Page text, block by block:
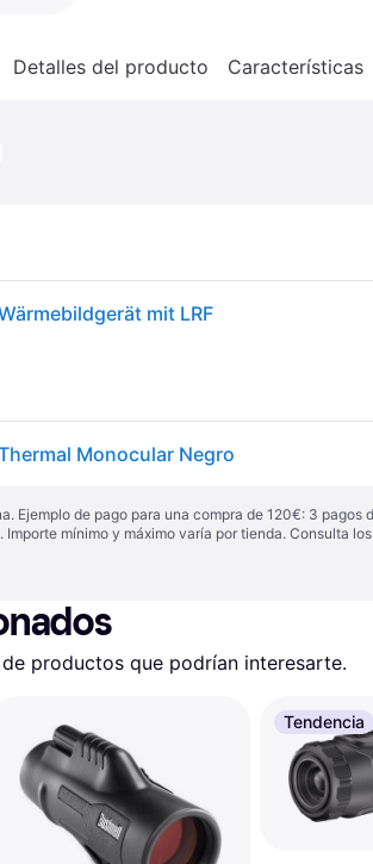
Detalles del producto Características
mit LRF
Monocular Negro
Ejemplo de pago para una compra de 120€: 3
mínimo y máximo varía por tienda. Consulta
productos que podrían interesarte.
Tendencia